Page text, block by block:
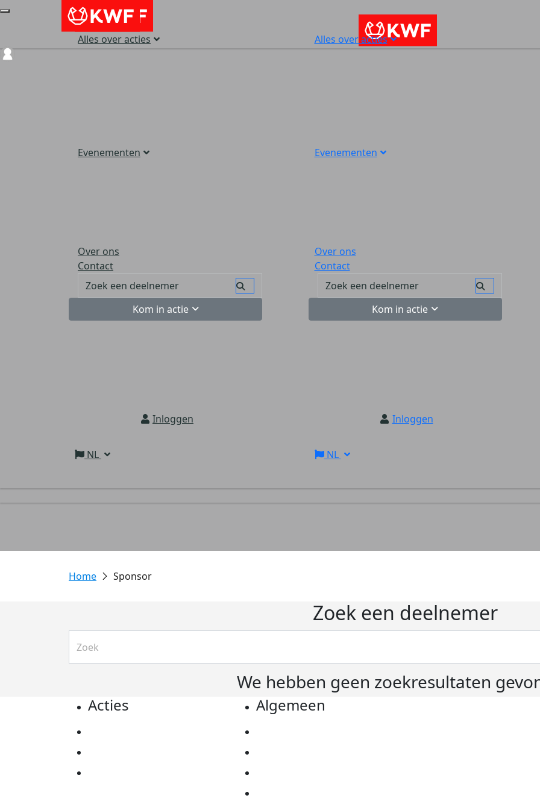
Alles over acties
Evenementen
Over ons
Contact
Kom in actie
Inloggen
NL
Alles over acties
Evenementen
Over ons
Contact
Kom in actie
Inloggen
NL
Sponsor
Zoek een deelnemer
We hebben geen zoekresultaten
Acties Algemeen